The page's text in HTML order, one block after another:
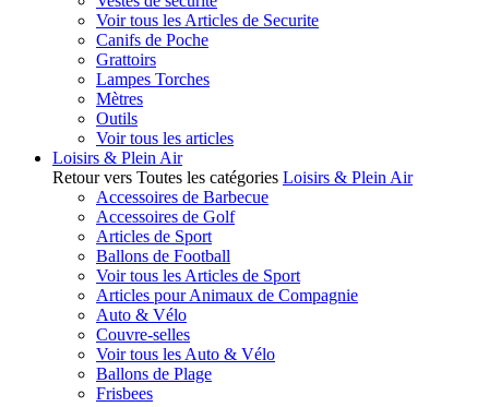
Voir tous les Articles de Securite
Canifs de Poche
Grattoirs
Lampes Torches
Mètres
Outils
Voir tous les articles
Loisirs & Plein Air
Retour vers Toutes les catégories Loisirs & Plein Air
Accessoires de Barbecue
Accessoires de Golf
Articles de Sport
Ballons de Football
Voir tous les Articles de Sport
Articles pour Animaux de Compagnie
Auto & Vélo
Couvre-selles
Voir tous les Auto & Vélo
Ballons de Plage
Frisbees